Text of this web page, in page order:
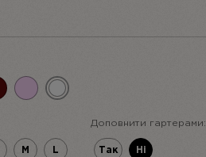
M L
Доповнити гартерами:
Так Ні